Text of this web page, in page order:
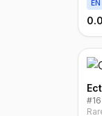
EN
#16